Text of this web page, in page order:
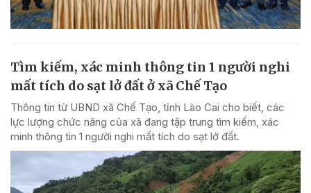
Tìm kiếm, xác minh thông tin 1 người nghi
mất tích do sạt lở đất ở xã Chế Tạo
Thông tin từ UBND xã Chế Tạo, tỉnh Lào Cai cho biết, các
lực lượng chức năng của xã đang tập trung tìm kiếm, xác
minh thông tin 1 người nghi mất tích do sạt lở đất.